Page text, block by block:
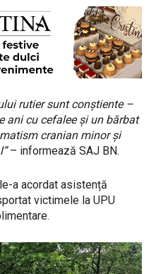
rutier sunt conștiente –
ani cu cefalee și un bărbat
cranian minor și
– informează SAJ BN.
a acordat asistență
victimele la UPU